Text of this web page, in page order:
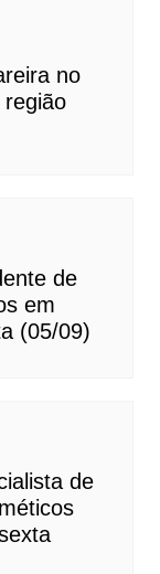
no
de
em
(05/09)
de